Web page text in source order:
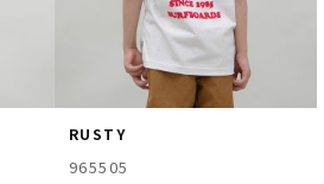
RUSTY
965505